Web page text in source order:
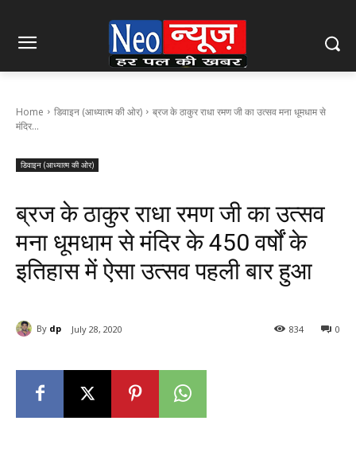
Home डिवाइन (आध्यात्म की ओर)
ब्रज के ठाकुर राधा रमण जी का उत्सव मना धूमधाम से
मंदिर...
डिवाइन (आध्यात्म की ओर)
ब्रज के ठाकुर राधा रमण जी का उत्सव
मना धूमधाम से मंदिर के 450 वर्षों के
इतिहास में ऐसा उत्सव पहली बार हुआ
By dp July 28, 2020 0
834